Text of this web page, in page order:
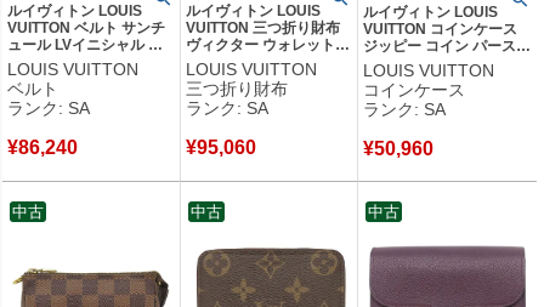
ルイヴィトン LOUIS
VUITTON ベルト サンチ
ュール LVイニシャル ピ
ラミッド 90/36 レザー モ
ノグラムイリュージョン
レザー ブラック シルバ
ー金具 黒 M9346
新品同様品
LOUIS VUITTON
ベルト
ランク: SA
¥86,240
ルイヴィトン LOUIS
VUITTON 三つ折り財布
ヴィクター ウォレット
カーフ ワクシーカーフレ
ザー ノワール シルバー
金具 黒 コンパクトウォ
レット M26250 RFID
品
LOUIS VUITTON
三つ折り財布
ランク: SA
¥95,060
ルイヴィトン LOUIS
VUITTON コインケース
ジッピー コイン パース
モノグラムキャンバス モ
ノグラム ゴールド金具 小
銭入れ コンパクト財布
M60067 RFID 【箱】
LOUIS VUITTON
コインケース
ランク: SA
¥50,960
中古 中古 中古